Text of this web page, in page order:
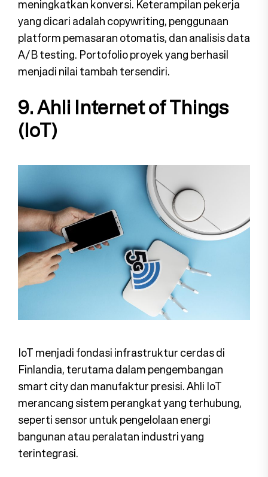
meningkatkan konversi. Keterampilan pekerja
yang dicari adalah copywriting, penggunaan
platform pemasaran otomatis, dan analisis data
A/B testing. Portofolio proyek yang berhasil
menjadi nilai tambah tersendiri.
9. Ahli Internet of Things
(IoT)
IoT menjadi fondasi infrastruktur cerdas di
Finlandia, terutama dalam pengembangan
smart city dan manufaktur presisi. Ahli IoT
merancang sistem perangkat yang terhubung,
seperti sensor untuk pengelolaan energi
bangunan atau peralatan industri yang
terintegrasi.